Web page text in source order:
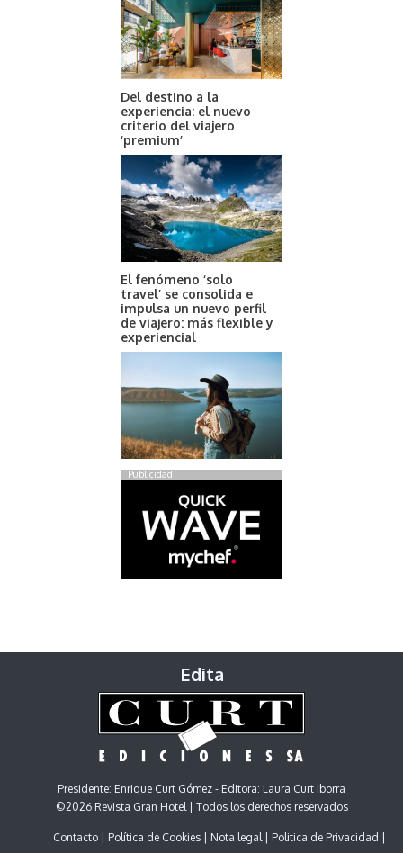
Del destino a la
experiencia: el nuevo
criterio del viajero
‘premium’
El fenómeno ‘solo
travel’ se consolida e
impulsa un nuevo perfil
de viajero: más flexible y
experiencial
Publicidad
Edita
Presidente: Enrique Curt Gómez - Editora: Laura Curt Iborra
©2026 Revista Gran Hotel | Todos los derechos reservados
Contacto Política de Cookies Nota legal Politica de Privacidad